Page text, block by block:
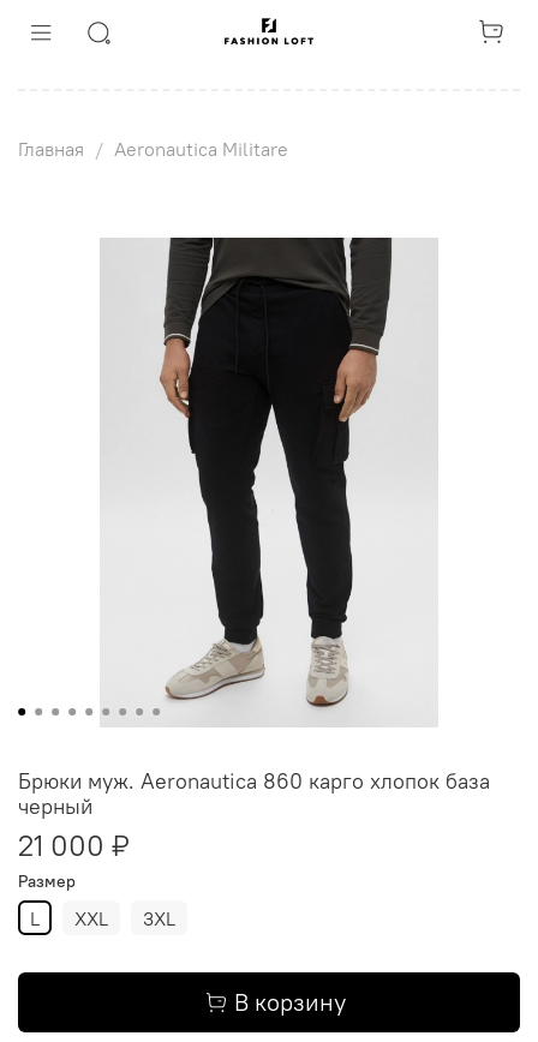
Главная Aeronautica Militare
Брюки муж. Aeronautica 860 карго хлопок база
черный
21 000 ₽
Размер
L XXL 3XL
В корзину